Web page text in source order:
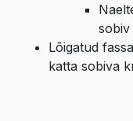
sobiv
Lõigatud
katta sobiva